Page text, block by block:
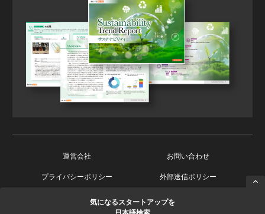
運営会社 お問い合わせ
プライバシーポリシー 外部送信ポリシー
Copyright © 2026 Ishin Co., Ltd. All Rights Reserved.
気になるスタートアップを